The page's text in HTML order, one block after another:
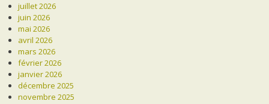
juillet 2026
juin 2026
mai 2026
avril 2026
mars 2026
février 2026
janvier 2026
décembre 2025
novembre 2025